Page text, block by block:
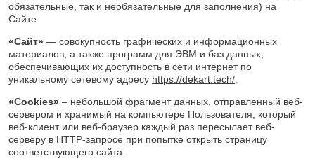
Омск
Оренбург
Пермь
Петрозаводск
Ростов на Дону
обязательные, так и необязательные для заполнения) на
Сайте.
«Сайт» — совокупность графических и информационных
материалов, а также программ для ЭВМ и баз данных,
обеспечивающих их доступность в сети интернет по
уникальному сетевому адресу https://dekart.tech/
«Cookies» – небольшой фрагмент данных, отправленный веб-
сервером и хранимый на компьютере Пользователя, который
веб-клиент или веб-браузер каждый раз пересылает веб-
серверу в HTTP-запросе при попытке открыть страницу
соответствующего сайта.